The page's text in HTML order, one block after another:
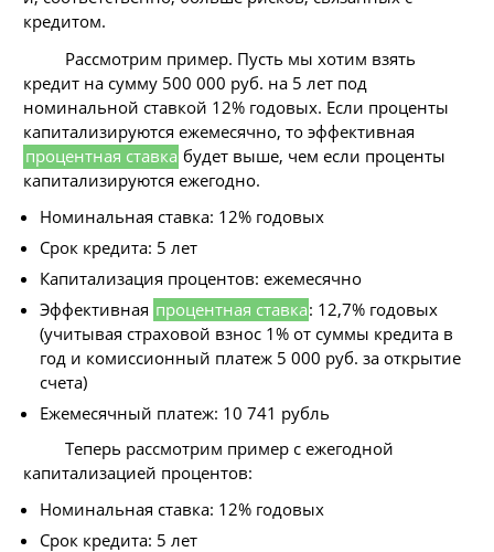
кредитом.
Рассмотрим пример. Пусть мы хотим взять
кредит на сумму 500 000 руб. на 5 лет под
номинальной ставкой 12% годовых. Если проценты
капитализируются ежемесячно, то эффективная
процентная ставка будет выше, чем если проценты
капитализируются ежегодно.
Номинальная ставка: 12% годовых
Срок кредита: 5 лет
Капитализация процентов: ежемесячно
Эффективная процентная ставка: 12,7% годовых
(учитывая страховой взнос 1% от суммы кредита в
год и комиссионный платеж 5 000 руб. за открытие
счета)
Ежемесячный платеж: 10 741 рубль
Теперь рассмотрим пример с ежегодной
капитализацией процентов:
Номинальная ставка: 12% годовых
Срок кредита: 5 лет